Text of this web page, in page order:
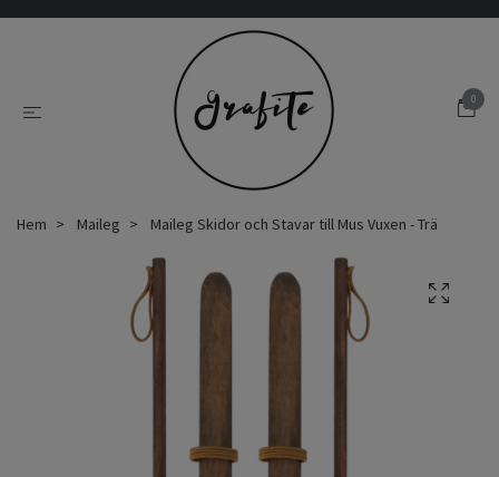
0
Hem Maileg Maileg Skidor och Stavar till Mus Vuxen - Trä